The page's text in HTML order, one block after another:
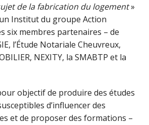
de la fabrication du logement»
Institut du groupe Action
six membres partenaires – de
l’Étude Notariale Cheuvreux,
NEXITY, la SMABTP et la
objectif de produire des études
d’influencer des
et de proposer des formations –